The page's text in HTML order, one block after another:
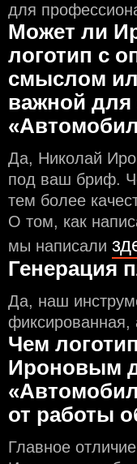
для
Может ли
логотип с
смыслом
важной
Да, Николай
под ваш бриф.
тем более
О том, как
мы написали
Генерация
Да, наш
фиксированная,
Чем
Ироновым
от работы
Главное